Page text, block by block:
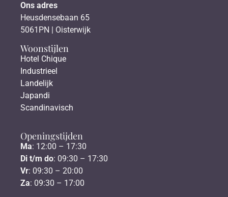
Ons adres
Heusdensebaan 65
5061PN | Oisterwijk
Woonstijlen
Hotel Chique
Industrieel
Landelijk
Japandi
Scandinavisch
Openingstijden
Ma: 12:00 – 17:30
Di t/m do: 09:30 – 17:30
Vr: 09:30 – 20:00
Za: 09:30 – 17:00